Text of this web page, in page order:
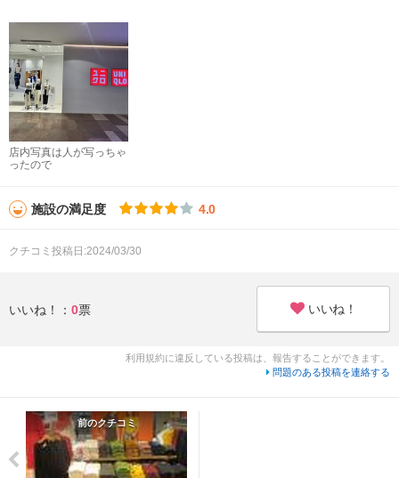
店内写真は人が写っちゃ
ったので
施設の満足度 4.0
クチコミ投稿日:2024/03/30
いいね！： 0票 いいね！
利用規約に違反している投稿は、報告することができます。
問題のある投稿を連絡する
前のクチコミ